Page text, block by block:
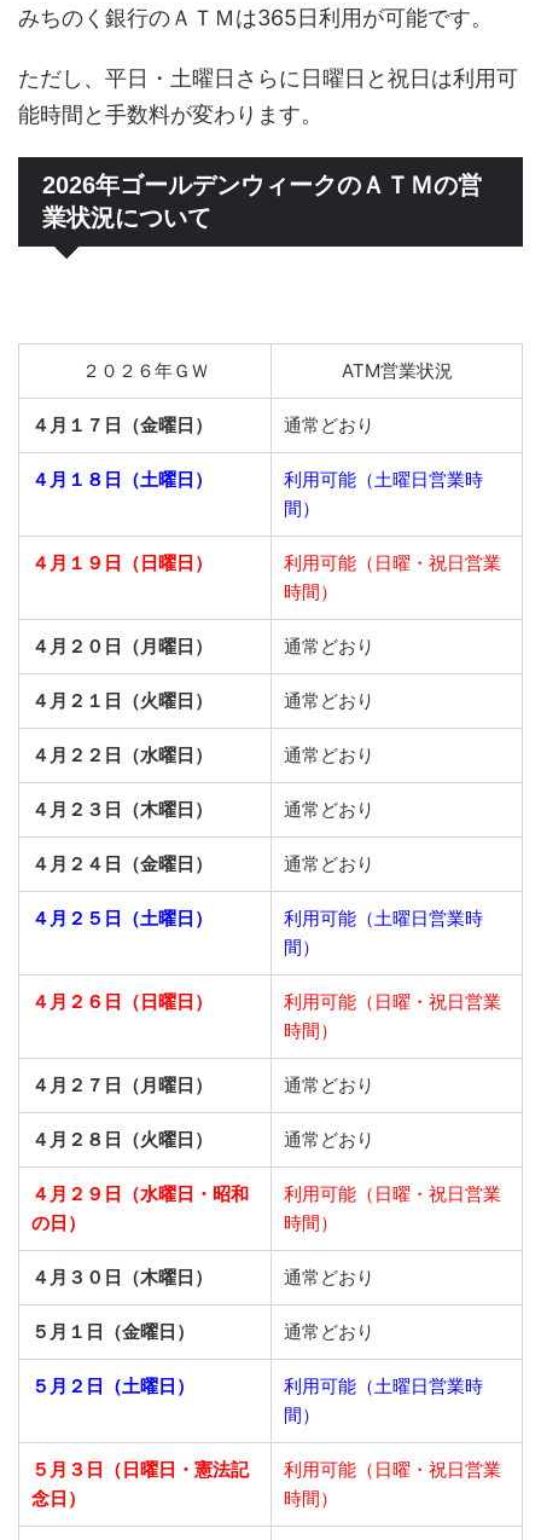
みちのく銀行のＡＴＭは365日利用が可能です。
ただし、平日・土曜日さらに日曜日と祝日は利用可
能時間と手数料が変わります。
2026年ゴールデンウィークのＡＴＭの営
業状況について
２０２６年ＧＷ ATM営業状況
４月１７日（金曜日） 通常どおり
４月１８日（土曜日）
利用可能（土曜日営業時
間）
４月１９日（日曜日）
利用可能（日曜・祝日営業
時間）
４月２０日（月曜日） 通常どおり
４月２１日（火曜日） 通常どおり
４月２２日（水曜日） 通常どおり
４月２３日（木曜日） 通常どおり
４月２４日（金曜日） 通常どおり
４月２５日（土曜日）
利用可能（土曜日営業時
間）
４月２６日（日曜日）
利用可能（日曜・祝日営業
時間）
４月２７日（月曜日） 通常どおり
４月２８日（火曜日） 通常どおり
４月２９日（水曜日・昭和
の日）
利用可能（日曜・祝日営業
時間）
４月３０日（木曜日） 通常どおり
５月１日（金曜日） 通常どおり
５月２日（土曜日）
利用可能（土曜日営業時
間）
５月３日（日曜日・憲法記
念日）
利用可能（日曜・祝日営業
時間）